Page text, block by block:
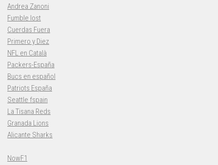
Andrea Zanoni
Fumble lost
Cuerdas Fuera
Primero y Diez
NFL en Català
Packers-España
Bucs en español
Patriots España
Seattle fspain
La Tisana Reds
Granada Lions
Alicante Sharks
NowF1